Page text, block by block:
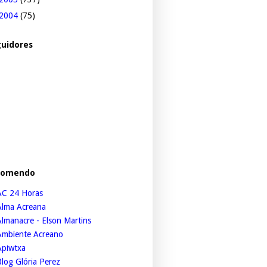
2004 (75)
24 Horas
Acreana
- Elson Martins
Acreano
Glória Perez